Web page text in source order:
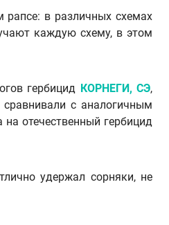
в различных схемах
каждую схему, в этом
гербицид КОРНЕГИ, СЭ,
с аналогичным
отечественный гербицид
удержал сорняки, не